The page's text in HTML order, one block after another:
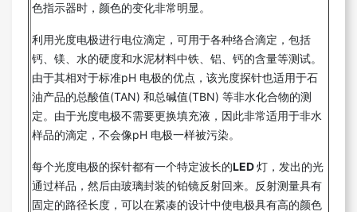
色指示器时，颜色的变化非常明显。
利用光度电极进行电位滴定，可用于各种络合滴定，包括
钙、镁、水的硬度和水泥材料中铁、铝、钙的含量等测试。
由于其相对于标准pH 电极的优点，该光度探针也适用于石
油产品的总酸值(TAN) 和总碱值(TBN) 等非水化合物的测
定。由于光度电极不需要更换填充液，因此非常适用于非水
样品的滴定，不会像pH 电极一样被污染。
每个光度电极的探针都有一个特定波长的LED灯，发出的光
通过样品，然后由玻璃封装的铂镜反射回来。反射测量具有
固定的路径长度，可以在紧凑的设计中使电极具有高的颜色